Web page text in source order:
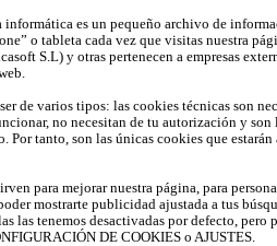
es un pequeño archivo de
o tableta cada vez que visitas nuestra
S.L) y otras pertenecen a empresas
de varios tipos: las cookies técnicas son
no necesitan de tu autorización y son
Por tanto, son las únicas cookies que
para mejorar nuestra página, para
mostrarte publicidad ajustada a tus
las tenemos desactivadas por defecto, pero
DE COOKIES o AJUSTES.